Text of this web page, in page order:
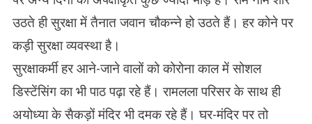
उठते ही सुरक्षा में तैनात जवान चौकन्ने हो उठते हैं। हर कोने पर
कड़ी सुरक्षा व्यवस्था है।
सुरक्षाकर्मी हर आने-जाने वालों को कोरोना काल में सोशल
डिस्टेंसिंग का भी पाठ पढ़ा रहे हैं। रामलला परिसर के साथ ही
अयोध्या के सैकड़ों मंदिर भी दमक रहे हैं। घर-मंदिर पर तो